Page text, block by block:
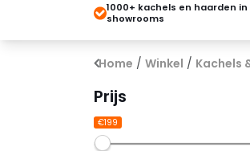
1000+ kachels en haarden in
showrooms
Home / Winkel / Kachels
Prijs
€199